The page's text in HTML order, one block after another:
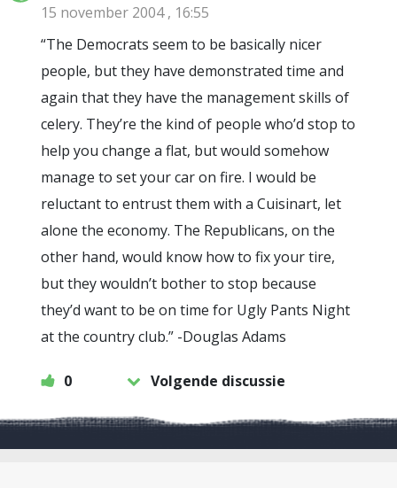
15 november 2004 , 16:55
“The Democrats seem to be basically nicer
people, but they have demonstrated time and
again that they have the management skills of
celery. They’re the kind of people who’d stop to
help you change a flat, but would somehow
manage to set your car on fire. I would be
reluctant to entrust them with a Cuisinart, let
alone the economy. The Republicans, on the
other hand, would know how to fix your tire,
but they wouldn’t bother to stop because
they’d want to be on time for Ugly Pants Night
at the country club.” -Douglas Adams
0 Volgende discussie